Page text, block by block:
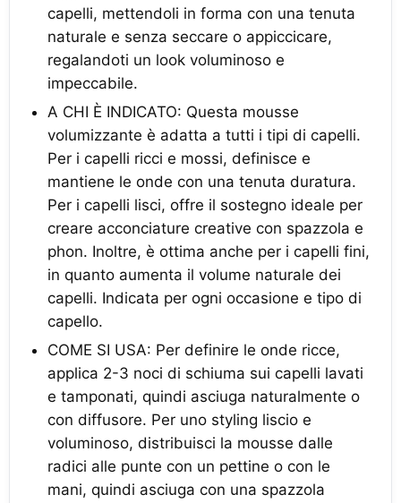
capelli, mettendoli in forma con una tenuta
naturale e senza seccare o appiccicare,
regalandoti un look voluminoso e
impeccabile.
A CHI È INDICATO: Questa mousse
volumizzante è adatta a tutti i tipi di capelli.
Per i capelli ricci e mossi, definisce e
mantiene le onde con una tenuta duratura.
Per i capelli lisci, offre il sostegno ideale per
creare acconciature creative con spazzola e
phon. Inoltre, è ottima anche per i capelli fini,
in quanto aumenta il volume naturale dei
capelli. Indicata per ogni occasione e tipo di
capello.
COME SI USA: Per definire le onde ricce,
applica 2-3 noci di schiuma sui capelli lavati
e tamponati, quindi asciuga naturalmente o
con diffusore. Per uno styling liscio e
voluminoso, distribuisci la mousse dalle
radici alle punte con un pettine o con le
mani, quindi asciuga con una spazzola